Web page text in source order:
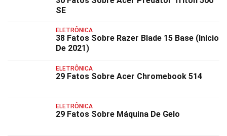
SE
ELETRÔNICA
38 Fatos Sobre Razer Blade 15 Base (Início
De 2021)
ELETRÔNICA
29 Fatos Sobre Acer Chromebook 514
ELETRÔNICA
29 Fatos Sobre Máquina De Gelo